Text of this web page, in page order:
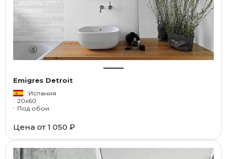
Emigres Detroit
Испания
20x60
Под обои
Цена от 1 050 ₽